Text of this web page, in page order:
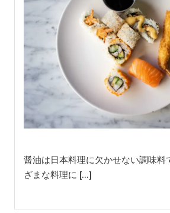
醤油は日本料理に欠かせない調味料
ざまな料理に […]